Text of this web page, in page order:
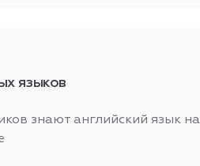
языков
знают английский язык